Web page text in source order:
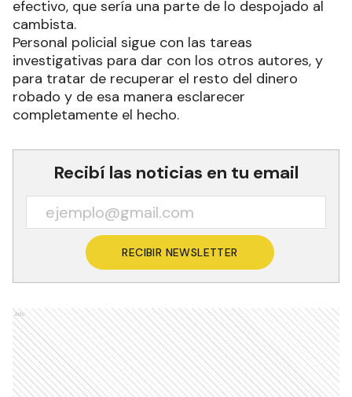
efectivo, que sería una parte de lo despojado al
cambista.
Personal policial sigue con las tareas
investigativas para dar con los otros autores, y
para tratar de recuperar el resto del dinero
robado y de esa manera esclarecer
completamente el hecho.
Recibí las noticias en tu email
RECIBIR NEWSLETTER
Ads